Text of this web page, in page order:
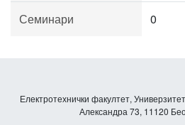
Семинари 0
Електротехнички факултет,
Александра 73, 11120